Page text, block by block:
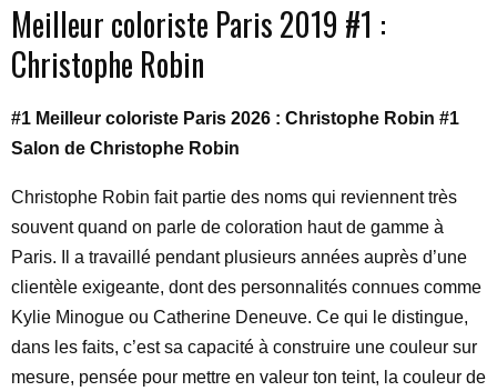
Meilleur coloriste Paris 2019 #1 :
Christophe Robin
#1 Meilleur coloriste Paris 2026 : Christophe Robin #1
Salon de Christophe Robin
Christophe Robin fait partie des noms qui reviennent très
souvent quand on parle de coloration haut de gamme à
Paris. Il a travaillé pendant plusieurs années auprès d’une
clientèle exigeante, dont des personnalités connues comme
Kylie Minogue ou Catherine Deneuve. Ce qui le distingue,
dans les faits, c’est sa capacité à construire une couleur sur
mesure, pensée pour mettre en valeur ton teint, la couleur de